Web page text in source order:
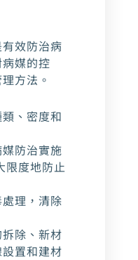
效防治病
媒的控
方法。
、密度和
防治實施
限度地防止
理，清除
除、新材
置和建材